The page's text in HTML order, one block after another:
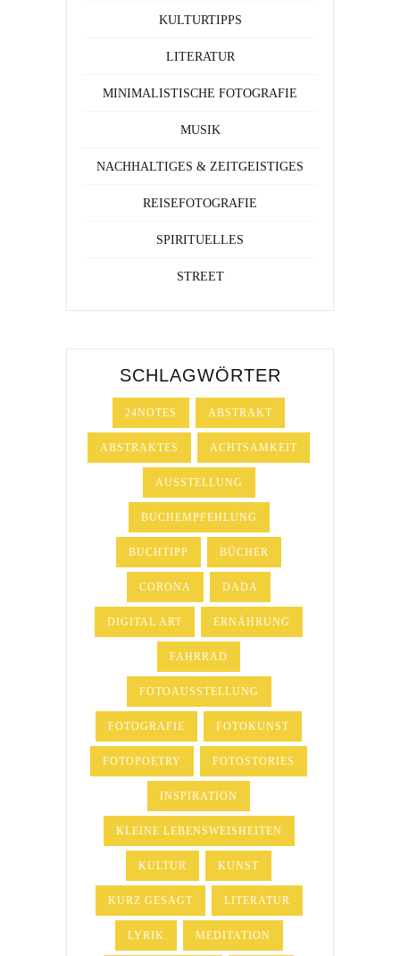
KULTURTIPPS
LITERATUR
MINIMALISTISCHE FOTOGRAFIE
MUSIK
NACHHALTIGES & ZEITGEISTIGES
REISEFOTOGRAFIE
SPIRITUELLES
STREET
SCHLAGWÖRTER
24NOTES ABSTRAKT
ABSTRAKTES ACHTSAMKEIT
AUSSTELLUNG
BUCHEMPFEHLUNG
BUCHTIPP BÜCHER
CORONA DADA
DIGITAL ART ERNÄHRUNG
FAHRRAD
FOTOAUSSTELLUNG
FOTOGRAFIE FOTOKUNST
FOTOPOETRY FOTOSTORIES
INSPIRATION
KLEINE LEBENSWEISHEITEN
KULTUR KUNST
KURZ GESAGT LITERATUR
LYRIK MEDITATION